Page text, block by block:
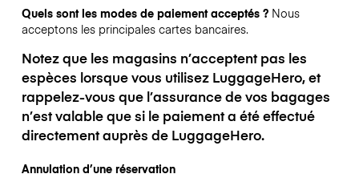
Quels sont les modes de paiement acceptés ? Nous
acceptons les principales cartes bancaires.
Notez que les magasins n’acceptent pas les
espèces lorsque vous utilisez LuggageHero, et
rappelez-vous que l’assurance de vos bagages
n’est valable que si le paiement a été effectué
directement auprès de LuggageHero.
Annulation d’une réservation